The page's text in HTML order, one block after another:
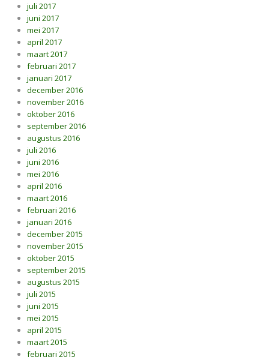
juli 2017
juni 2017
mei 2017
april 2017
maart 2017
februari 2017
januari 2017
december 2016
november 2016
oktober 2016
september 2016
augustus 2016
juli 2016
juni 2016
mei 2016
april 2016
maart 2016
februari 2016
januari 2016
december 2015
november 2015
oktober 2015
september 2015
augustus 2015
juli 2015
juni 2015
mei 2015
april 2015
maart 2015
februari 2015